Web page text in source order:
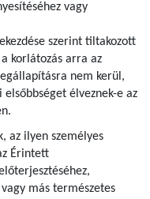
vagy
szerint tiltakozott
korlátozás arra az
nem kerül,
elsőbbséget élveznek-e az
az ilyen személyes
Érintett
más természetes